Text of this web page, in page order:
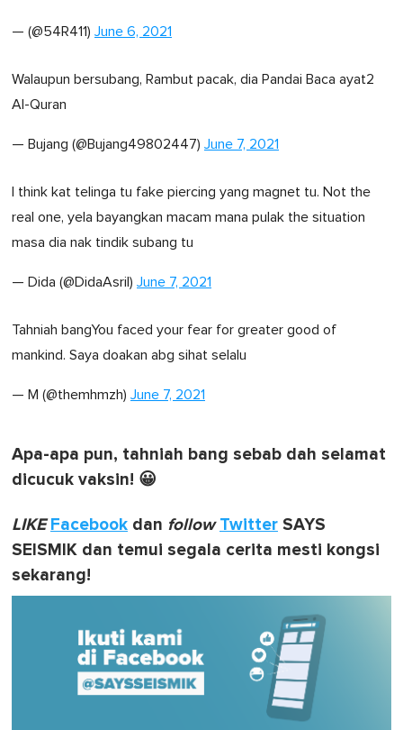
— (@54R411) June 6, 2021
Walaupun bersubang, Rambut pacak, dia Pandai Baca ayat2
Al-Quran
— Bujang (@Bujang49802447) June 7, 2021
I think kat telinga tu fake piercing yang magnet tu. Not the
real one, yela bayangkan macam mana pulak the situation
masa dia nak tindik subang tu
— Dida (@DidaAsril) June 7, 2021
Tahniah bangYou faced your fear for greater good of
mankind. Saya doakan abg sihat selalu
— M (@themhmzh) June 7, 2021
Apa-apa pun, tahniah bang sebab dah selamat
dicucuk vaksin! 😀
LIKE Facebook dan follow Twitter SAYS
SEISMIK dan temui segala cerita mesti kongsi
sekarang!